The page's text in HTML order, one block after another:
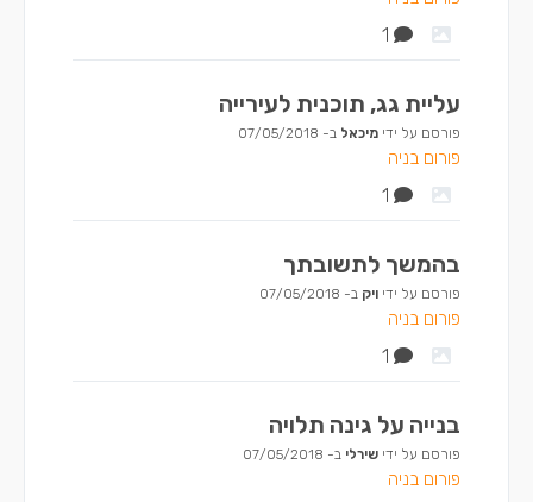
1
עליית גג, תוכנית לעירייה
פורסם על ידי מיכאל ב- 07/05/2018
פורום בניה
1
בהמשך לתשובתך
פורסם על ידי ויק ב- 07/05/2018
פורום בניה
1
בנייה על גינה תלויה
פורסם על ידי שירלי ב- 07/05/2018
פורום בניה